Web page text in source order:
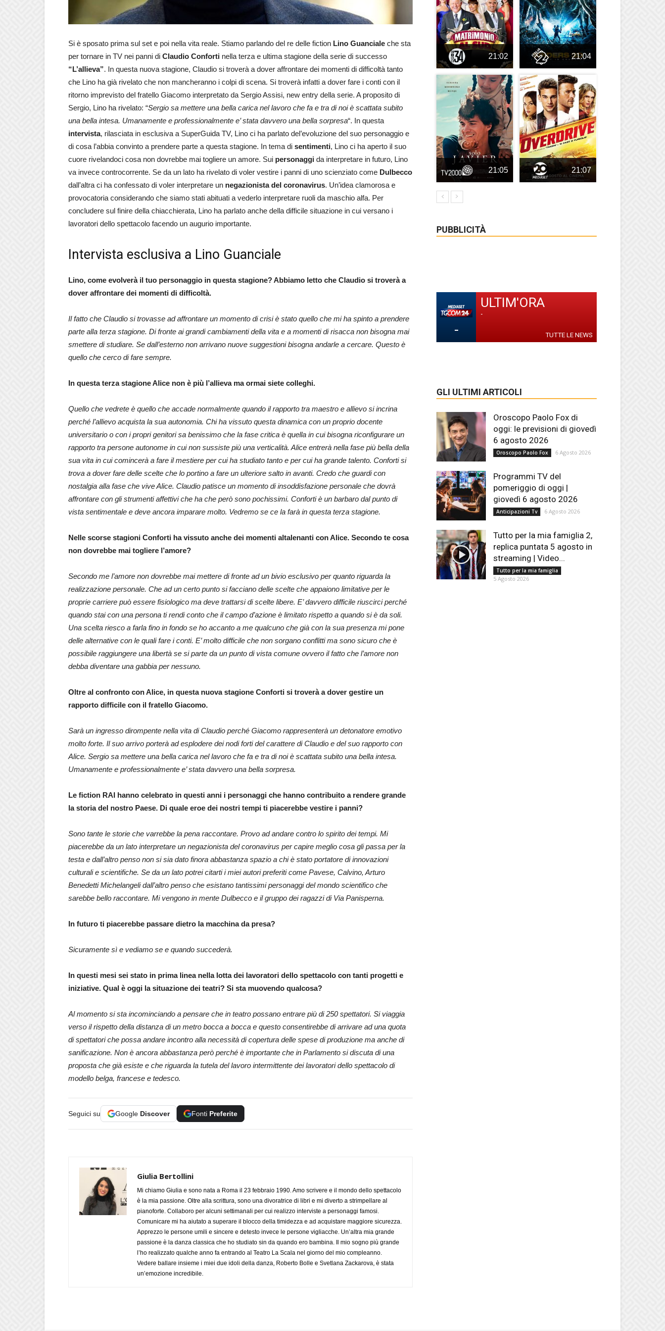
Si è sposato prima sul set e poi nella vita reale. Stiamo parlando del re delle fiction Lino Guanciale che sta
per tornare in TV nei panni di Claudio Conforti nella terza e ultima stagione della serie di successo
“L’allieva”. In questa nuova stagione, Claudio si troverà a dover affrontare dei momenti di difficoltà tanto
che Lino ha già rivelato che non mancheranno i colpi di scena. Si troverà infatti a dover fare i conti con il
ritorno imprevisto del fratello Giacomo interpretato da Sergio Assisi, new entry della serie. A proposito di
Sergio, Lino ha rivelato: “Sergio sa mettere una bella carica nel lavoro che fa e tra di noi è scattata subito
una bella intesa. Umanamente e professionalmente e’ stata davvero una bella sorpresa“. In questa
intervista, rilasciata in esclusiva a SuperGuida TV, Lino ci ha parlato del’evoluzione del suo personaggio e
di cosa l’abbia convinto a prendere parte a questa stagione. In tema di sentimenti, Lino ci ha aperto il suo
cuore rivelandoci cosa non dovrebbe mai togliere un amore. Sui personaggi da interpretare in futuro, Lino
va invece controcorrente. Se da un lato ha rivelato di voler vestire i panni di uno scienziato come Dulbecco
dall’altra ci ha confessato di voler interpretare un negazionista del coronavirus. Un’idea clamorosa e
provocatoria considerando che siamo stati abituati a vederlo interpretare ruoli da maschio alfa. Per
concludere sul finire della chiacchierata, Lino ha parlato anche della difficile situazione in cui versano i
lavoratori dello spettacolo facendo un augurio importante.
Intervista esclusiva a Lino Guanciale
Lino, come evolverà il tuo personaggio in questa stagione? Abbiamo letto che Claudio si troverà a
dover affrontare dei momenti di difficoltà.
Il fatto che Claudio si trovasse ad affrontare un momento di crisi è stato quello che mi ha spinto a prendere
parte alla terza stagione. Di fronte ai grandi cambiamenti della vita e a momenti di risacca non bisogna mai
smettere di studiare. Se dall’esterno non arrivano nuove suggestioni bisogna andarle a cercare. Questo è
quello che cerco di fare sempre.
In questa terza stagione Alice non è più l’allieva ma ormai siete colleghi.
Quello che vedrete è quello che accade normalmente quando il rapporto tra maestro e allievo si incrina
perché l’allievo acquista la sua autonomia. Chi ha vissuto questa dinamica con un proprio docente
universitario o con i propri genitori sa benissimo che la fase critica è quella in cui bisogna riconfigurare un
rapporto tra persone autonome in cui non sussiste più una verticalità. Alice entrerà nella fase più bella della
sua vita in cui comincerà a fare il mestiere per cui ha studiato tanto e per cui ha grande talento. Conforti si
trova a dover fare delle scelte che lo portino a fare un ulteriore salto in avanti. Credo che guardi con
nostalgia alla fase che vive Alice. Claudio patisce un momento di insoddisfazione personale che dovrà
affrontare con gli strumenti affettivi che ha che però sono pochissimi. Conforti è un barbaro dal punto di
vista sentimentale e deve ancora imparare molto. Vedremo se ce la farà in questa terza stagione.
Nelle scorse stagioni Conforti ha vissuto anche dei momenti altalenanti con Alice. Secondo te cosa
non dovrebbe mai togliere l’amore?
Secondo me l’amore non dovrebbe mai mettere di fronte ad un bivio esclusivo per quanto riguarda la
realizzazione personale. Che ad un certo punto si facciano delle scelte che appaiono limitative per le
proprie carriere può essere fisiologico ma deve trattarsi di scelte libere. E’ davvero difficile riuscirci perché
quando stai con una persona ti rendi conto che il campo d’azione è limitato rispetto a quando si è da soli.
Una scelta riesco a farla fino in fondo se ho accanto a me qualcuno che già con la sua presenza mi pone
delle alternative con le quali fare i conti. E’ molto difficile che non sorgano conflitti ma sono sicuro che è
possibile raggiungere una libertà se si parte da un punto di vista comune ovvero il fatto che l’amore non
debba diventare una gabbia per nessuno.
Oltre al confronto con Alice, in questa nuova stagione Conforti si troverà a dover gestire un
rapporto difficile con il fratello Giacomo.
Sarà un ingresso dirompente nella vita di Claudio perché Giacomo rappresenterà un detonatore emotivo
molto forte. Il suo arrivo porterà ad esplodere dei nodi forti del carattere di Claudio e del suo rapporto con
Alice. Sergio sa mettere una bella carica nel lavoro che fa e tra di noi è scattata subito una bella intesa.
Umanamente e professionalmente e’ stata davvero una bella sorpresa.
Le fiction RAI hanno celebrato in questi anni i personaggi che hanno contribuito a rendere grande
la storia del nostro Paese. Di quale eroe dei nostri tempi ti piacerebbe vestire i panni?
Sono tante le storie che varrebbe la pena raccontare. Provo ad andare contro lo spirito dei tempi. Mi
piacerebbe da un lato interpretare un negazionista del coronavirus per capire meglio cosa gli passa per la
testa e dall’altro penso non si sia dato finora abbastanza spazio a chi è stato portatore di innovazioni
culturali e scientifiche. Se da un lato potrei citarti i miei autori preferiti come Pavese, Calvino, Arturo
Benedetti Michelangeli dall’altro penso che esistano tantissimi personaggi del mondo scientifico che
sarebbe bello raccontare. Mi vengono in mente Dulbecco e il gruppo dei ragazzi di Via Panisperna.
In futuro ti piacerebbe passare dietro la macchina da presa?
Sicuramente sì e vediamo se e quando succederà.
In questi mesi sei stato in prima linea nella lotta dei lavoratori dello spettacolo con tanti progetti e
iniziative. Qual è oggi la situazione dei teatri? Si sta muovendo qualcosa?
Al momento si sta incominciando a pensare che in teatro possano entrare più di 250 spettatori. Si viaggia
verso il rispetto della distanza di un metro bocca a bocca e questo consentirebbe di arrivare ad una quota
di spettatori che possa andare incontro alla necessità di copertura delle spese di produzione ma anche di
sanificazione. Non è ancora abbastanza però perché è importante che in Parlamento si discuta di una
proposta che già esiste e che riguarda la tutela del lavoro intermittente dei lavoratori dello spettacolo di
modello belga, francese e tedesco.
Seguici su Google Discover Fonti Preferite
Giulia Bertollini
Mi chiamo Giulia e sono nata a Roma il 23 febbraio 1990. Amo scrivere e il mondo dello spettacolo
è la mia passione. Oltre alla scrittura, sono una divoratrice di libri e mi diverto a strimpellare al
pianoforte. Collaboro per alcuni settimanali per cui realizzo interviste a personaggi famosi.
Comunicare mi ha aiutato a superare il blocco della timidezza e ad acquistare maggiore sicurezza.
Apprezzo le persone umili e sincere e detesto invece le persone vigliacche. Un’altra mia grande
passione è la danza classica che ho studiato sin da quando ero bambina. Il mio sogno più grande
l’ho realizzato qualche anno fa entrando al Teatro La Scala nel giorno del mio compleanno.
Vedere ballare insieme i miei due idoli della danza, Roberto Bolle e Svetlana Zackarova, è stata
un’emozione incredibile.
21:02 21:04
21:05 21:07
PUBBLICITÀ
-
ULTIM'ORA
-
TUTTE LE NEWS
GLI ULTIMI ARTICOLI
Oroscopo Paolo Fox di
oggi: le previsioni di giovedì
6 agosto 2026
Oroscopo Paolo Fox 6 Agosto 2026
Programmi TV del
pomeriggio di oggi |
giovedì 6 agosto 2026
Anticipazioni Tv 6 Agosto 2026
Tutto per la mia famiglia 2,
replica puntata 5 agosto in
streaming | Video...
Tutto per la mia famiglia
5 Agosto 2026